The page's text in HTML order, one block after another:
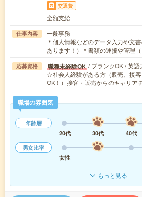
交通費
全額支給
仕事内容
一般事務
＊個人情報などのデータ入力や文
あります！）＊書類の運搬や管理
応募資格 職種未経験OK / ブランクOK / 英語
☆社会人経験がある方（販売、接
OK！）接客・販売からのキャリア
職場の雰囲気
年齢層
20代
30代 40代
男女比率
女性
もっと見る